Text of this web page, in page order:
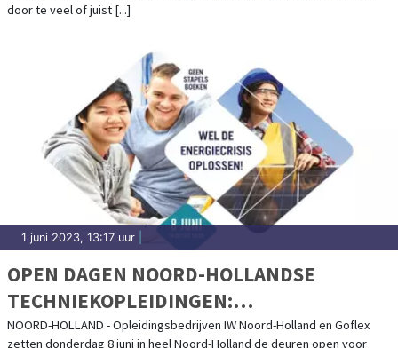
door te veel of juist [...]
1 juni 2023, 13:17 uur
OPEN DAGEN NOORD-HOLLANDSE
TECHNIEKOPLEIDINGEN:
PRAKTIJKOPLEIDINGEN
NOORD-HOLLAND - Opleidingsbedrijven IW Noord-Holland en Goflex
zetten donderdag 8 juni in heel Noord-Holland de deuren open voor